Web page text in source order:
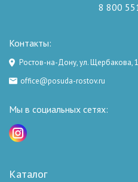
8 800
Контакты:
Ростов-на-Дону, ул. Щербакова,
office@posuda-rostov.ru
Мы в социальных сетях:
Каталог